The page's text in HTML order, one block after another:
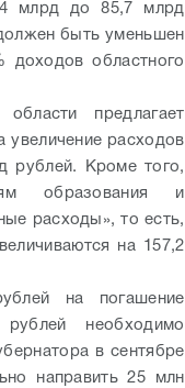
млрд до 85,7 млрд
быть уменьшен
доходов областного
предлагает
увеличение расходов
рублей. Кроме того,
образования и
расходы», то есть,
на 157,2
на погашение
необходимо
в сентябре
направить 25 млн